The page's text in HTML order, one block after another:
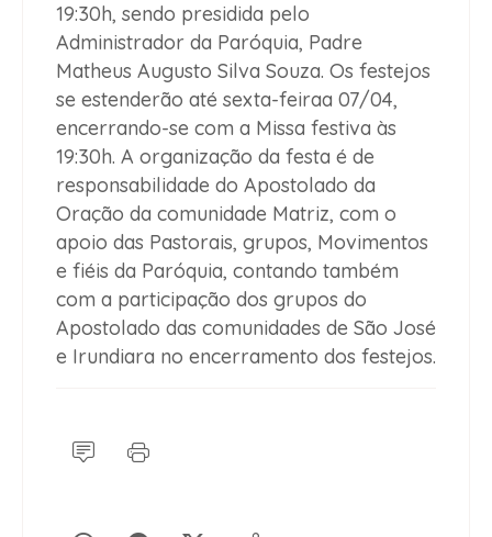
19:30h, sendo presidida pelo
Administrador da Paróquia, Padre
Matheus Augusto Silva Souza. Os festejos
se estenderão até sexta-feiraa 07/04,
encerrando-se com a Missa festiva às
19:30h. A organização da festa é de
responsabilidade do Apostolado da
Oração da comunidade Matriz, com o
apoio das Pastorais, grupos, Movimentos
e fiéis da Paróquia, contando também
com a participação dos grupos do
Apostolado das comunidades de São José
e Irundiara no encerramento dos festejos.